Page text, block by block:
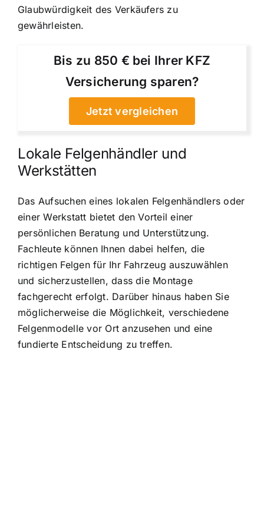
Glaubwürdigkeit des Verkäufers zu
gewährleisten.
Bis zu 850 € bei Ihrer KFZ
Versicherung sparen?
Jetzt vergleichen
Lokale Felgenhändler und
Werkstätten
Das Aufsuchen eines lokalen Felgenhändlers oder
einer Werkstatt bietet den Vorteil einer
persönlichen Beratung und Unterstützung.
Fachleute können Ihnen dabei helfen, die
richtigen Felgen für Ihr Fahrzeug auszuwählen
und sicherzustellen, dass die Montage
fachgerecht erfolgt. Darüber hinaus haben Sie
möglicherweise die Möglichkeit, verschiedene
Felgenmodelle vor Ort anzusehen und eine
fundierte Entscheidung zu treffen.